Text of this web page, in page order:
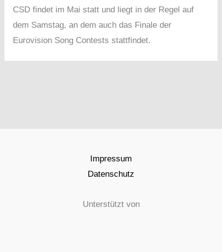
CSD findet im Mai statt und liegt in der Regel auf
dem Samstag, an dem auch das Finale der
Eurovision Song Contests stattfindet.
Impressum
Datenschutz
Unterstützt von